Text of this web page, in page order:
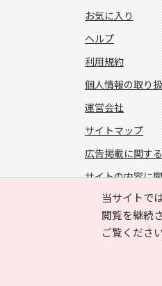
当サイトで
閲覧を継続
ご覧ください
お気に入り
ヘルプ
利用規約
個人情報の取り
運営会社
サイトマップ
広告掲載に関す
サイトの内容に
FOLLOW US!